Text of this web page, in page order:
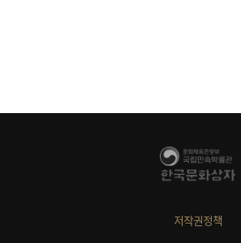
저작권정책